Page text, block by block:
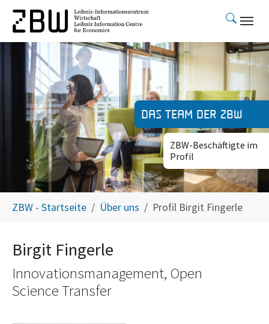
Skip to main content
Das Team der ZBW
ZBW-Beschäftigte im
Profil
ZBW - Startseite Über uns Profil Birgit Fingerle
Birgit Fingerle
Innovationsmanagement, Open
Science Transfer